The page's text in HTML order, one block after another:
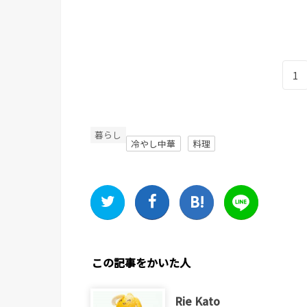
1
暮らし
冷やし中華 料理
この記事をかいた人
Rie Kato